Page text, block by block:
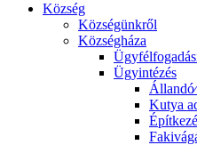
Község
Községünkről
Községháza
Ügyintézés
Kutya